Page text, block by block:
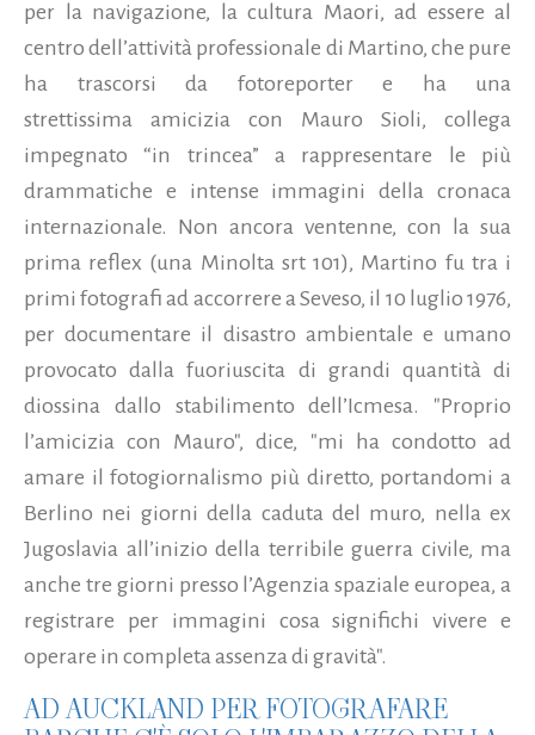
per la navigazione, la cultura Maori, ad essere al
centro dell’attività professionale di Martino, che pure
ha trascorsi da fotoreporter e ha una
strettissima amicizia con Mauro Sioli, collega
impegnato “in trincea” a rappresentare le più
drammatiche e intense immagini della cronaca
internazionale. Non ancora ventenne, con la sua
prima reflex (una Minolta srt 101), Martino fu tra i
primi fotografi ad accorrere a Seveso, il 10 luglio 1976,
per documentare il disastro ambientale e umano
provocato dalla fuoriuscita di grandi quantità di
diossina dallo stabilimento dell’Icmesa. "Proprio
l’amicizia con Mauro", dice, "mi ha condotto ad
amare il fotogiornalismo più diretto, portandomi a
Berlino nei giorni della caduta del muro, nella ex
Jugoslavia all’inizio della terribile guerra civile, ma
anche tre giorni presso l’Agenzia spaziale europea, a
registrare per immagini cosa significhi vivere e
operare in completa assenza di gravità".
AD AUCKLAND PER FOTOGRAFARE